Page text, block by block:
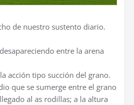
de nuestro sustento diario.
entre la arena
acción tipo succión del grano.
que se sumerge entre el grano
al as rodillas; a la altura